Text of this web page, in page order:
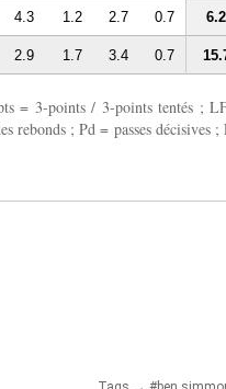
4.3 1.2 2.7 0.7 6.2
2.9 1.7 3.4 0.7
= 3-points / 3-points tentés ;
rebonds ; Pd = passes décisives ;